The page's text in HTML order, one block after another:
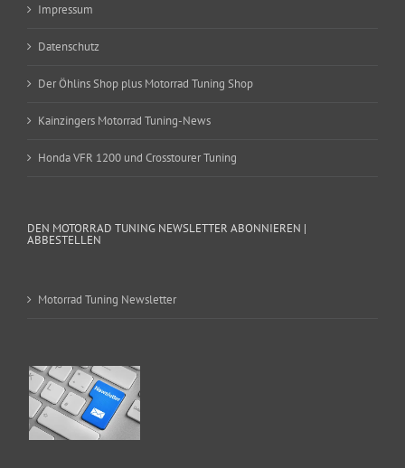
Impressum
Datenschutz
Der Öhlins Shop plus Motorrad Tuning Shop
Kainzingers Motorrad Tuning-News
Honda VFR 1200 und Crosstourer Tuning
DEN MOTORRAD TUNING NEWSLETTER ABONNIEREN |
ABBESTELLEN
Motorrad Tuning Newsletter